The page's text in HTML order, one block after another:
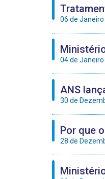
06 de Janeiro
04 de Janeiro
ANS
30 de
Por que
28 de